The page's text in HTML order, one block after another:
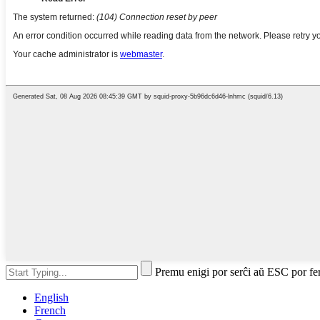
Premu enigi por serĉi aŭ ESC por
English
French